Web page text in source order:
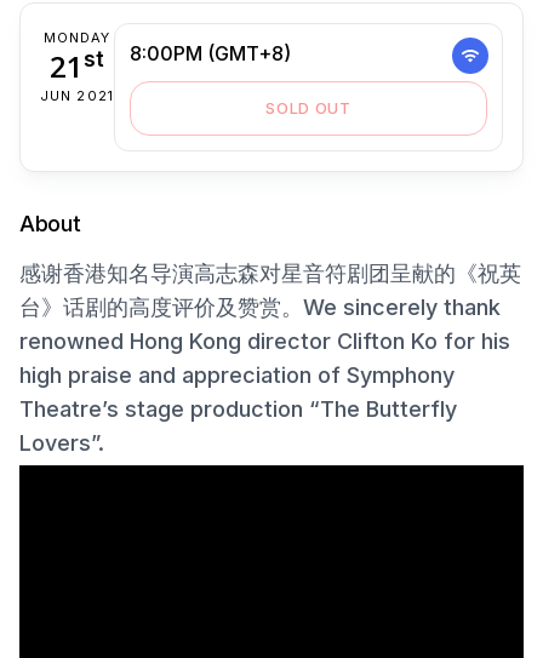
MONDAY
21 st
JUN 2021
8:00PM (GMT+8)
SOLD OUT
About
感谢香港知名导演高志森对星音符剧团呈献的《祝英
台》话剧的高度评价及赞赏。We sincerely thank
renowned Hong Kong director Clifton Ko for his
high praise and appreciation of Symphony
Theatre’s stage production “The Butterfly
Lovers”.